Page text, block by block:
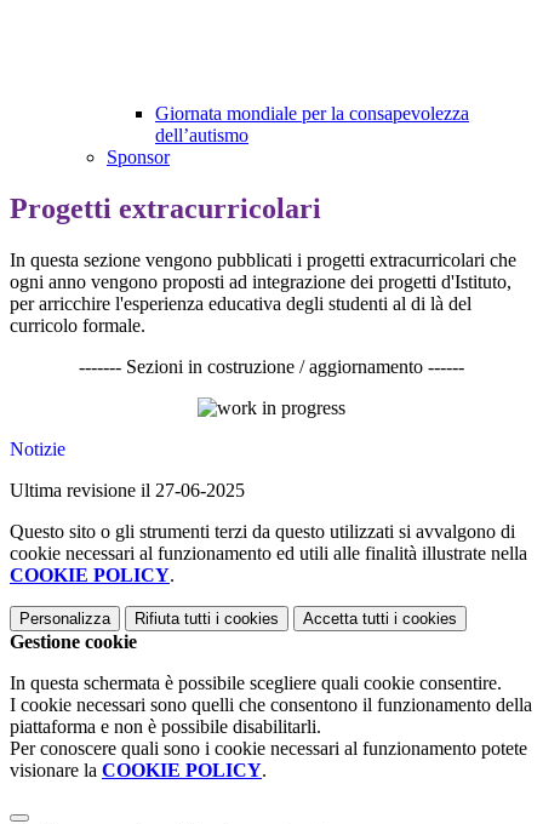
Giornata mondiale per la consapevolezza
dell’autismo
Sponsor
Progetti extracurricolari
In questa sezione vengono pubblicati i progetti extracurricolari che
ogni anno vengono proposti ad integrazione dei progetti d'Istituto,
per arricchire l'esperienza educativa degli studenti al di là del
curricolo formale.
------- Sezioni in costruzione / aggiornamento ------
Notizie
Ultima revisione il 27-06-2025
Questo sito o gli strumenti terzi da questo utilizzati si avvalgono di
cookie necessari al funzionamento ed utili alle finalità illustrate nella
COOKIE POLICY.
Personalizza Rifiuta tutti i cookies Accetta tutti i cookies
Gestione cookie
In questa schermata è possibile scegliere quali cookie consentire.
I cookie necessari sono quelli che consentono il funzionamento della
piattaforma e non è possibile disabilitarli.
Per conoscere quali sono i cookie necessari al funzionamento potete
visionare la COOKIE POLICY.